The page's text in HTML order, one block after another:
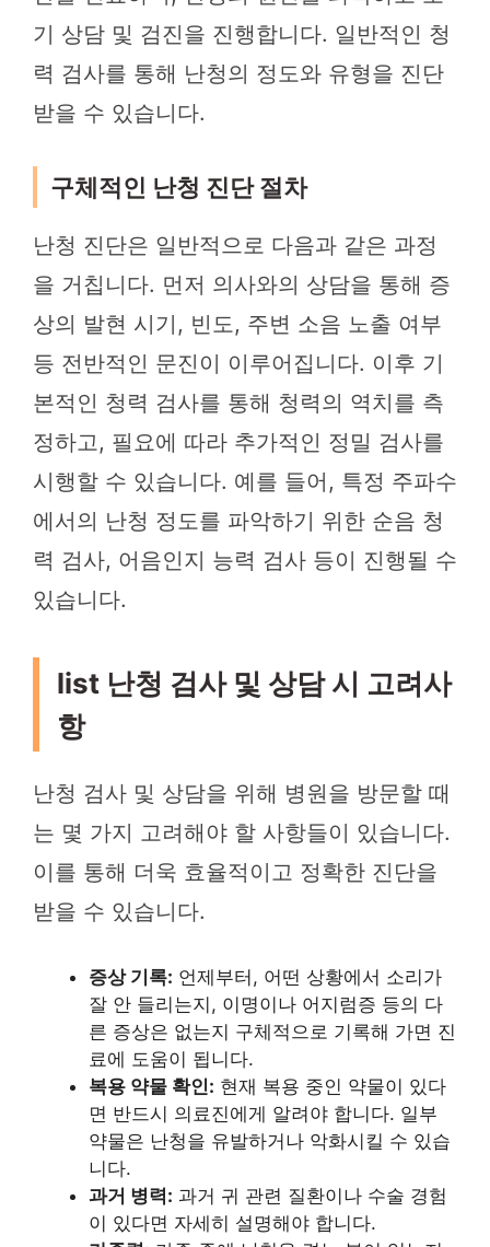
기 상담 및 검진을 진행합니다. 일반적인 청
력 검사를 통해 난청의 정도와 유형을 진단
받을 수 있습니다.
구체적인 난청 진단 절차
난청 진단은 일반적으로 다음과 같은 과정
을 거칩니다. 먼저 의사와의 상담을 통해 증
상의 발현 시기, 빈도, 주변 소음 노출 여부
등 전반적인 문진이 이루어집니다. 이후 기
본적인 청력 검사를 통해 청력의 역치를 측
정하고, 필요에 따라 추가적인 정밀 검사를
시행할 수 있습니다. 예를 들어, 특정 주파수
에서의 난청 정도를 파악하기 위한 순음 청
력 검사, 어음인지 능력 검사 등이 진행될 수
있습니다.
list 난청 검사 및 상담 시 고려사
항
난청 검사 및 상담을 위해 병원을 방문할 때
는 몇 가지 고려해야 할 사항들이 있습니다.
이를 통해 더욱 효율적이고 정확한 진단을
받을 수 있습니다.
증상 기록: 언제부터, 어떤 상황에서 소리가
잘 안 들리는지, 이명이나 어지럼증 등의 다
른 증상은 없는지 구체적으로 기록해 가면 진
료에 도움이 됩니다.
복용 약물 확인: 현재 복용 중인 약물이 있다
면 반드시 의료진에게 알려야 합니다. 일부
약물은 난청을 유발하거나 악화시킬 수 있습
니다.
과거 병력: 과거 귀 관련 질환이나 수술 경험
이 있다면 자세히 설명해야 합니다.